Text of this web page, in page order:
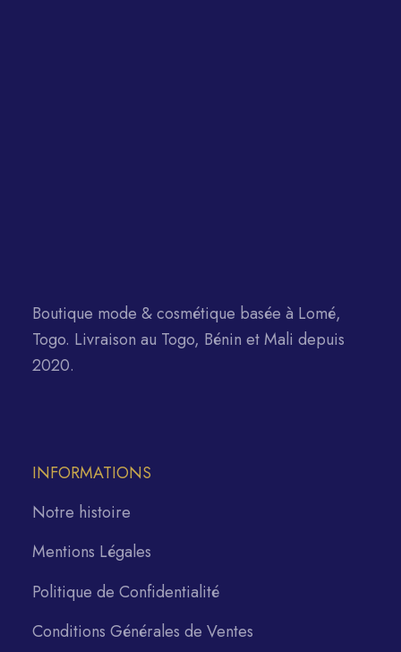
Boutique mode & cosmétique basée à Lomé,
Togo. Livraison au Togo, Bénin et Mali depuis
2020.
INFORMATIONS
Notre histoire
Mentions Légales
Politique de Confidentialité
Conditions Générales de Ventes